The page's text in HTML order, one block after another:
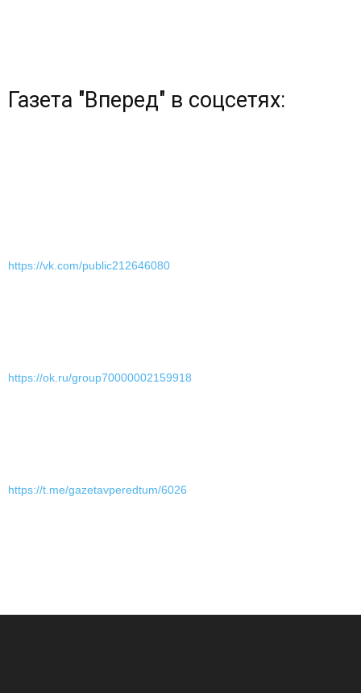
Газета "Вперед" в соцсетях:
https://vk.com/public212646080
https://ok.ru/group70000002159918
https://t.me/gazetavperedtum/6026